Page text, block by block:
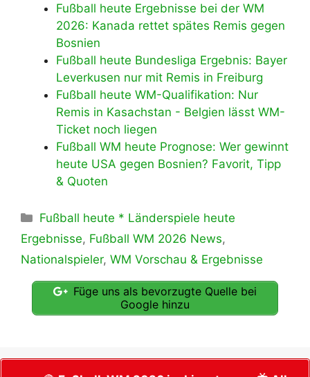
Fußball heute Ergebnisse bei der WM
2026: Kanada rettet spätes Remis gegen
Bosnien
Fußball heute Bundesliga Ergebnis: Bayer
Leverkusen nur mit Remis in Freiburg
Fußball heute WM-Qualifikation: Nur
Remis in Kasachstan - Belgien lässt WM-
Ticket noch liegen
Fußball WM heute Prognose: Wer gewinnt
heute USA gegen Bosnien? Favorit, Tipp
& Quoten
Kategorien
Fußball heute * Länderspiele heute
Ergebnisse, Fußball WM 2026 News,
Nationalspieler, WM Vorschau & Ergebnisse
Füge uns als bevorzugte Quelle bei
Google hinzu